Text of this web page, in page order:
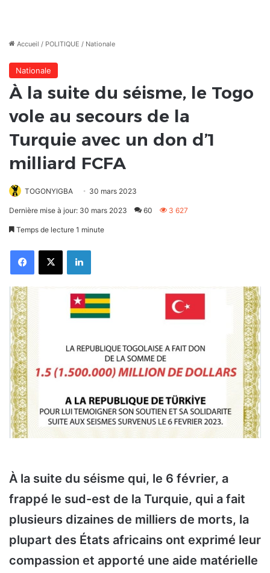
Accueil / POLITIQUE / Nationale
Nationale
À la suite du séisme, le Togo
vole au secours de la
Turquie avec un don d’1
milliard FCFA
TOGONYIGBA 30 mars 2023
Dernière mise à jour: 30 mars 2023 60 3 627
Temps de lecture 1 minute
FacebookX Linkedin
À la suite du séisme qui, le 6 février, a
frappé le sud-est de la Turquie, qui a fait
plusieurs dizaines de milliers de morts, la
plupart des États africains ont exprimé leur
compassion et apporté une aide matérielle